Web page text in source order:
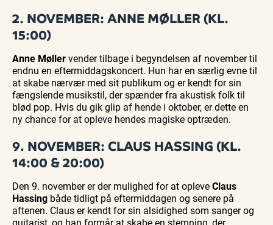
2. NOVEMBER: ANNE MØLLER (KL.
15:00)
Anne Møllervender tilbage i begyndelsen af november til
endnu en eftermiddagskoncert. Hun har en særlig evne til
at skabe nærvær med sit publikum og er kendt for sin
fængslende musikstil, der spænder fra akustisk folk til
blød pop. Hvis du gik glip af hende i oktober, er dette en
ny chance for at opleve hendes magiske optræden.
9. NOVEMBER: CLAUS HASSING (KL.
14:00 & 20:00)
Den 9. november er der mulighed for at opleveClaus
Hassing både tidligt på eftermiddagen og senere på
aftenen. Claus er kendt for sin alsidighed som sanger og
guitarist, og han formår at skabe en stemning, der